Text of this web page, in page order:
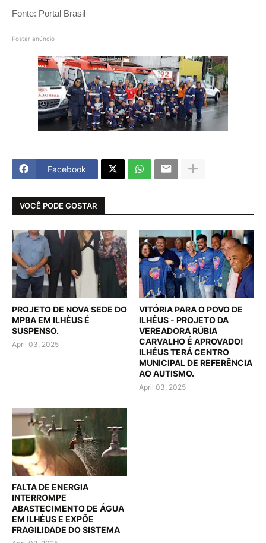
Fonte: Portal Brasil
Postar anúncio
Facebook
VOCÊ PODE GOSTAR
PROJETO DE NOVA SEDE DO
MPBA EM ILHÉUS É
SUSPENSO.
April 03, 2025
VITÓRIA PARA O POVO DE
ILHÉUS - PROJETO DA
VEREADORA RÚBIA
CARVALHO É APROVADO!
ILHÉUS TERÁ CENTRO
MUNICIPAL DE REFERÊNCIA
AO AUTISMO.
April 03, 2025
FALTA DE ENERGIA
INTERROMPE
ABASTECIMENTO DE ÁGUA
EM ILHÉUS E EXPÕE
FRAGILIDADE DO SISTEMA